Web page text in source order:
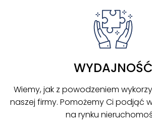
WYDAJNOŚĆ
Wiemy, jak z powodzeniem
naszej firmy. Pomożemy Ci podjąć
na rynku